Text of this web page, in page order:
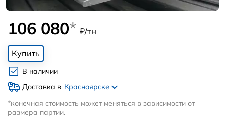
106 080* ₽/тн
Купить
В наличии
Доставка в Красноярске
*конечная стоимость может меняться в зависимости от
размера партии.